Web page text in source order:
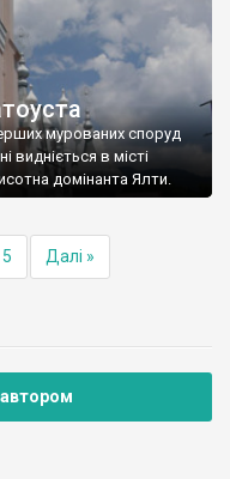
мурованих споруд
видніється в місті
домінанта Ялти.
5 Далі »